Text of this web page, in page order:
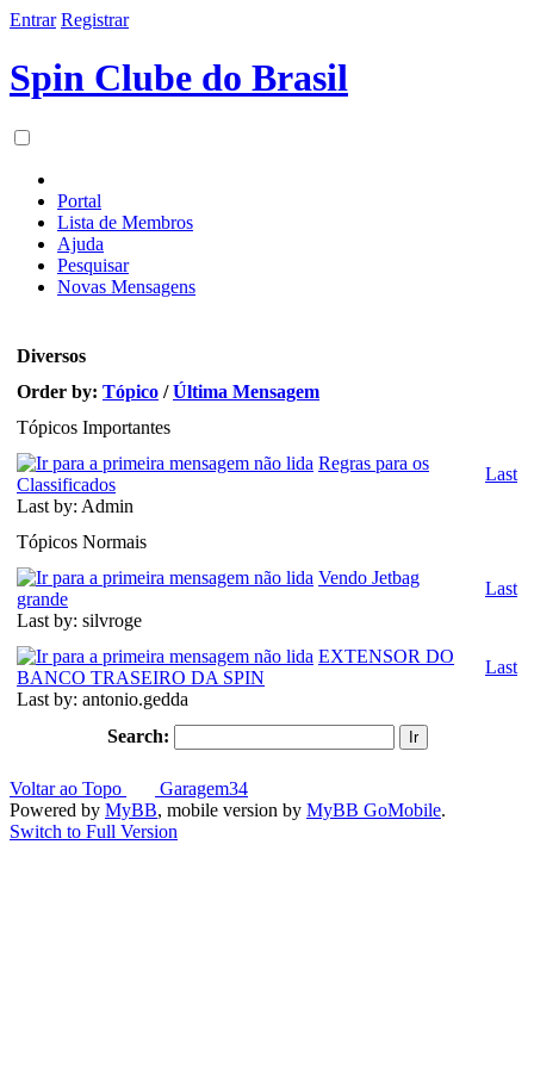
Entrar Registrar
Spin Clube do Brasil
Portal
Lista de Membros
Ajuda
Pesquisar
Novas Mensagens
Diversos
Order by: Tópico /Última Mensagem
Tópicos Importantes
Regras para os
Classificados
Last by: Admin
Last
Tópicos Normais
Vendo Jetbag
grande
Last by: silvroge
Last
EXTENSOR DO
BANCO TRASEIRO DA SPIN
Last by: antonio.gedda
Last
Search:
Voltar ao Topo
Garagem34
Powered by MyBB, mobile version by MyBB GoMobile.
Switch to Full Version